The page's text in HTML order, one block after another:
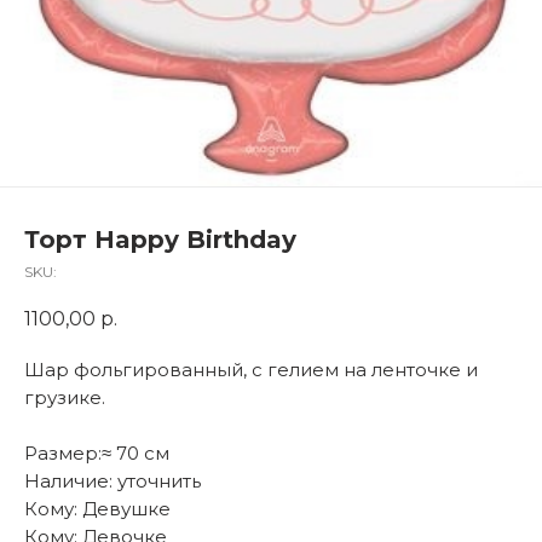
Торт Happy Birthday
SKU:
1100,00 р.
Шар фольгированный, с гелием на ленточке и
грузике.
Размер:≈ 70 см
Наличие: уточнить
Кому: Девушке
Кому: Девочке